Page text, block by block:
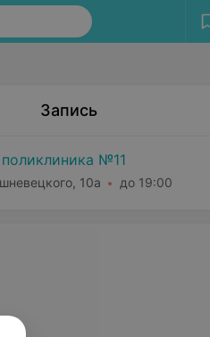
Запись
№11
10а до 19:00